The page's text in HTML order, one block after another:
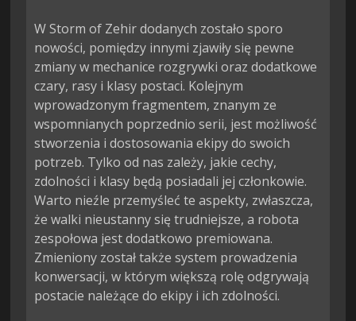
W Storm of Zehir dodanych zostało sporo
nowości, pomiędzy innymi zjawiły się pewne
zmiany w mechanice rozgrywki oraz dodatkowe
czary, rasy i klasy postaci. Kolejnym
wprowadzonym fragmentem, znanym ze
wspomnianych poprzednio serii, jest możliwość
stworzenia i dostosowania ekipy do swoich
potrzeb. Tylko od nas zależy, jakie cechy,
zdolności i klasy będą posiadali jej członkowie.
Warto nieźle przemyśleć te aspekty, zwłaszcza,
że walki nieustanny się trudniejsze, a robota
zespołowa jest dodatkowo premiowana.
Zmieniony został także system prowadzenia
konwersacji, w którym większą rolę odgrywają
postacie należące do ekipy i ich zdolności.